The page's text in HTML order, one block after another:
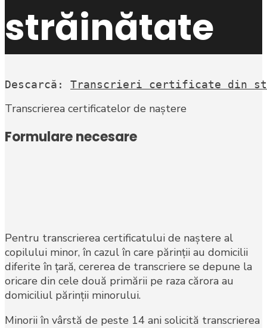
străinătate
Descarcă: Transcrieri certificate din
Transcrierea certificatelor de naștere
Formulare necesare
Pentru transcrierea certificatului de naştere al
copilului minor, în cazul în care părinţii au domicilii
diferite în ţară, cererea de transcriere se depune la
oricare din cele două primării pe raza cărora au
domiciliul părinţii minorului.
Minorii în vârstă de peste 14 ani solicită transcrierea